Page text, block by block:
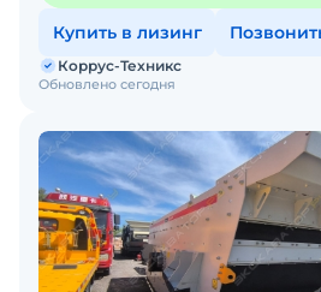
Купить в лизинг
Обновлено сегодня
Коррус-Техникс